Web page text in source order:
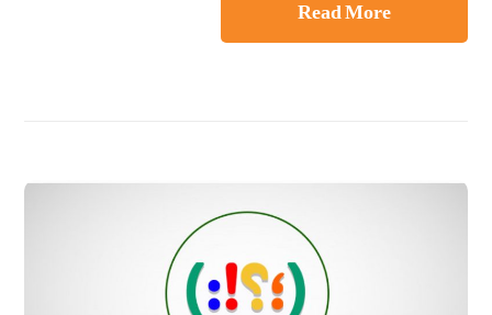
Read More